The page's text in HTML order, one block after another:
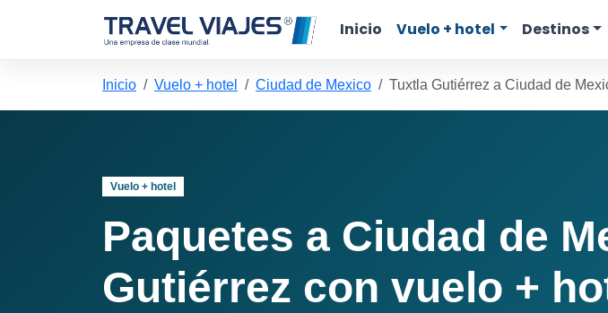
Inicio Vuelo + hotel Destinos
Inicio Vuelo + hotel Ciudad de Mexico Tuxtla Gutiérrez a Ciudad de
Vuelo + hotel
Paquetes a Ciudad de
Gutiérrez con vuelo +